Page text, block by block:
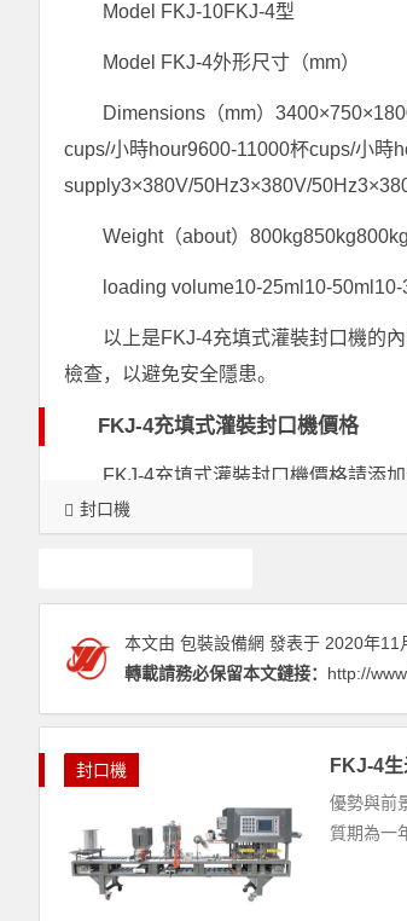
Model FKJ-10FKJ-4型
Model FKJ-4外形尺寸（mm）
Dimensions（mm）
cups/小時hour9600-11000杯cups/小時
supply3×380V/50Hz3×380V/
Weight（about）
loading volume10-25ml10-50ml10-
以上是FKJ-4充填式灌裝封口機的
檢查，以避免安全隱患。
FKJ-4充填式灌裝封口機價格
FKJ-4充填式灌裝封口機價格請添
封口機
本文由 包裝設備網 發表于 2020年11
轉載請務必保留本文鏈接： http://
封口機 FKJ-4
優勢與前
質期為一